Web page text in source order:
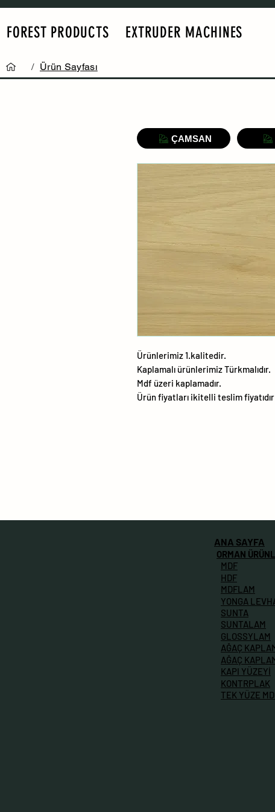
FOREST PRODUCTS EXTRUDER MACHINES
/ Ürün Sayfası
Ürünlerimiz 1.kalitedir.
Kaplamalı ürünlerimiz Türkmalıdır.
Mdf üzeri kaplamadır.
Ürün fiyatları ikitelli teslim fiyatıdır
ÇAMSAN
ANA SAYFA
ORMAN
MDF
MDFLAM
HDF
YONGA
SUNTA
SUNTALAM
GLOSSYLAM
AĞAÇ
AĞAÇ
KAPI YÜZEYİ
KONTRPLAK
TEK YÜZE